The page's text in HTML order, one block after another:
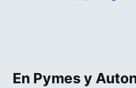
En Pymes y